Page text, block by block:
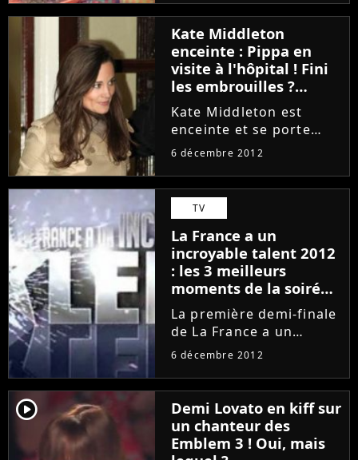
8 décembre 2012, TF1 a
posté une nouvelle
vidéo. Sur les images,
les 33 Miss régionales
ont pour...
Kate Middleton
enceinte : Pippa en
visite à l'hôpital ! Fini
les embrouilles ?
(PHOTOS)
Kate Middleton est
enceinte et se porte
bien malgré quelques
nouvelle a vite fait
oublier le scandale des
photos topless en une
de Closer, la Duchesse
de Cambridge...
6 décembre 2012
TV
La France a un
incroyable talent 2012
: les 3 meilleurs
moments de la soirée !
(VIDEOS)
La première demi-finale
de La France a un
incroyable talent 2012
ce mercredi 5
décembre, sur M6. Les
téléspectateurs ont une
fois de plus pu assister
à des...
6 décembre 2012
player2
Demi Lovato en kiff sur
un chanteur des
Emblem 3 ! Oui, mais